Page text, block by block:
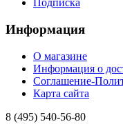
Подписка
Информация
О магазине
Информация о
Соглашение-
Карта сайта
8 (495) 540-56-80